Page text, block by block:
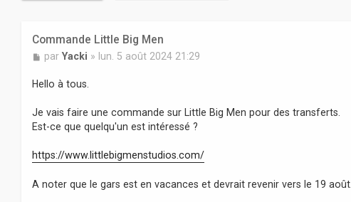
Commande Little Big Men
M
s
s
g
e
par Yacki » lun. 5 août 2024 21:29
Hello à tous.
Je vais faire une commande sur Little Big Men pour des transferts.
Est-ce que quelqu'un est intéressé ?
https://www.littlebigmenstudios.com/
A noter que le gars est en vacances et devrait revenir vers le 19 août.